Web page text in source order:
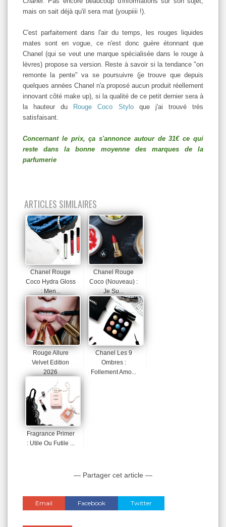
mais on sait déjà qu'il sera mat (youpiiii !).
C'est parfaitement dans l'air du temps, les rouges liquides
mates sont en vogue, ce n'est donc guère étonnant que
Chanel (qui se veut une marque spécialisée dans le rouge à
lèvres) propose sa version. Reste à savoir si la tendance "on
remonte la pente" va se poursuivre (je trouve que depuis
quelques années Chanel n'a proposé aucun produit réellement
innovant côté make up), si la qualité de ce petit dernier sera à
la hauteur du
Rouge Coco Styloque j'ai trouvé très
satisfaisant.
Concernant le prix, ça s'annonce autour de 31€ ce qui
reste dans la bonne moyenne des marques de la
parfumerie
ARTICLES SIMILAIRES
Chanel Rouge
Coco Hydra Gloss
: Men...
Chanel Rouge
Coco (nouveau) :
Je Su...
Rouge Allure
Velvet Edition
2026
Chanel Les 9
Ombres :
Follement Amo...
Fragrance Primer
: Utile Ou Futile ...
— Partager cet article —
Email Facebook Twitter